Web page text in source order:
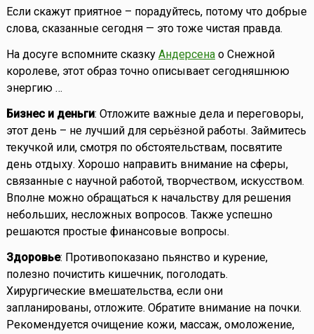
Если скажут приятное – порадуйтесь, потому что добрые
слова, сказанные сегодня — это тоже чистая правда.
На досуге вспомните сказку Андерсенао Снежной
королеве, этот образ точно описывает сегодняшнюю
энергию …
Бизнес и деньги: Отложите важные дела и переговоры,
этот день – не лучший для серьёзной работы. Займитесь
текучкой или, смотря по обстоятельствам, посвятите
день отдыху. Хорошо направить внимание на сферы,
связанные с научной работой, творчеством, искусством.
Вполне можно обращаться к начальству для решения
небольших, несложных вопросов. Также успешно
решаются простые финансовые вопросы.
Здоровье: Противопоказано пьянство и курение,
полезно почистить кишечник, поголодать.
Хирургические вмешательства, если они
запланированы, отложите. Обратите внимание на почки.
Рекомендуется очищение кожи, массаж, омоложение,